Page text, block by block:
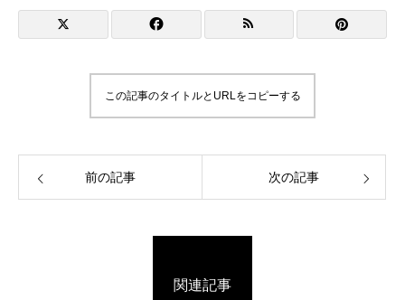
この記事のタイトルとURLをコピーする
前の記事 次の記事
関連記事